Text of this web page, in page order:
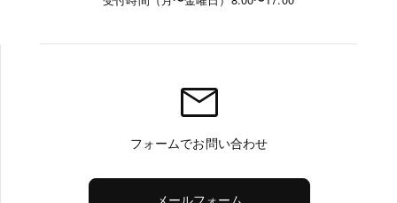
mail
フォームでお問い合わせ
メールフォーム